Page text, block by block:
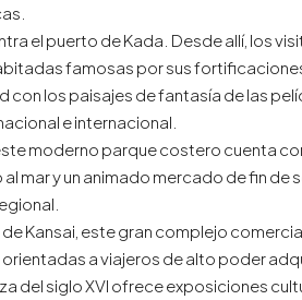
el puerto de Kada. Desde allí, los
famosas por sus
con los paisajes de fantasía de las
e internacional.
moderno parque costero cuenta
mar y un animado mercado de fin de
Kansai, este gran complejo
a viajeros de alto poder
del siglo XVI ofrece exposiciones